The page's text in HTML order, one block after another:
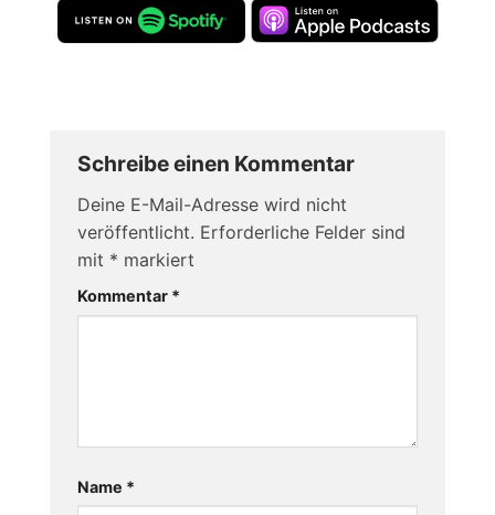
Schreibe einen Kommentar
Deine E-Mail-Adresse wird nicht
veröffentlicht. Erforderliche Felder sind
mit * markiert
Kommentar *
Name *